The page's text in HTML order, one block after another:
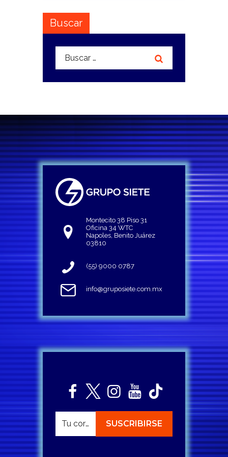
Buscar
Buscar:
Montecito 38 Piso 31
Oficina 34 WTC
Napoles, Benito Juárez
03810
(55) 9000 0787
info@gruposiete.com.mx